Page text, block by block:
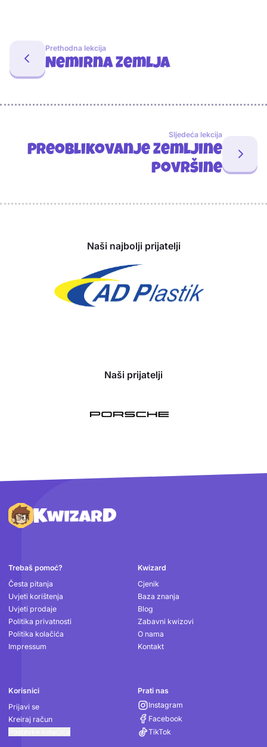
Prethodna lekcija
Nemirna Zemlja
Sljedeća lekcija
Preoblikovanje Zemljine
površine
Naši najbolji prijatelji
Naši prijatelji
Podnožje
Trebaš pomoć?
Česta pitanja
Uvjeti korištenja
Uvjeti prodaje
Politika privatnosti
Politika kolačića
Impressum
Kwizard
Cjenik
Baza znanja
Blog
Zabavni kwizovi
O nama
Kontakt
Korisnici
Prijavi se
Kreiraj račun
Prati nas
Instagram
Facebook
TikTok